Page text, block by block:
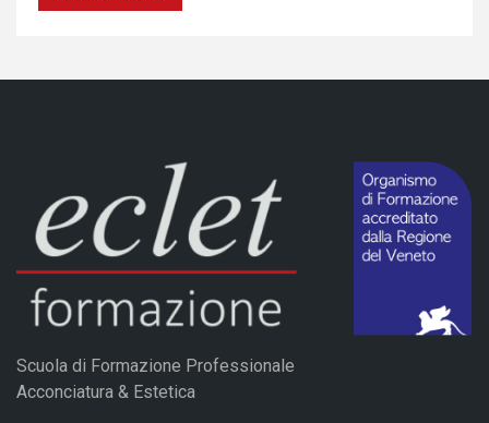
Scuola di Formazione Professionale
Acconciatura & Estetica